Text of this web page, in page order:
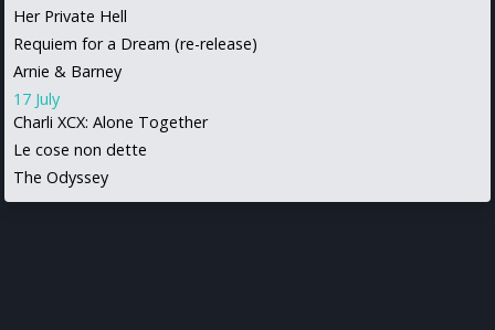
Her Private Hell
Requiem for a Dream (re-release)
Arnie & Barney
17 July
Charli XCX: Alone Together
Le cose non dette
The Odyssey